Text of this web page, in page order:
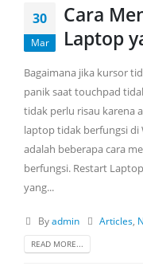
30
Mar
Cara
Laptop
Bagaimana jika kursor
panik saat touchpad
tidak perlu risau karena
laptop tidak berfungsi di
adalah beberapa cara
berfungsi. Restart
yang...
Byadmin Articles
READ MORE...
CONTACT US
Alamat:
Jl. Tebet Raya No.94,